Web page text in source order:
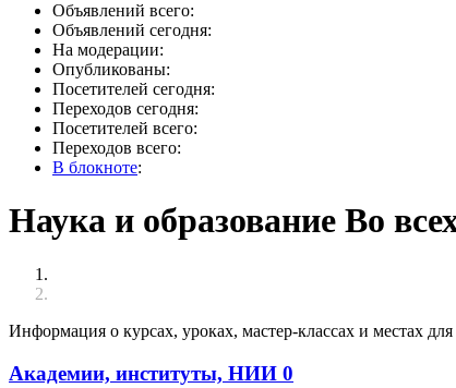
Объявлений всего:
Объявлений сегодня:
На модерации:
Опубликованы:
Посетителей сегодня:
Переходов сегодня:
Посетителей всего:
Переходов всего:
В блокноте:
Наука и образование Во
Информация о курсах, уроках, мастер-классах и местах
Академии, институты, НИИ 0